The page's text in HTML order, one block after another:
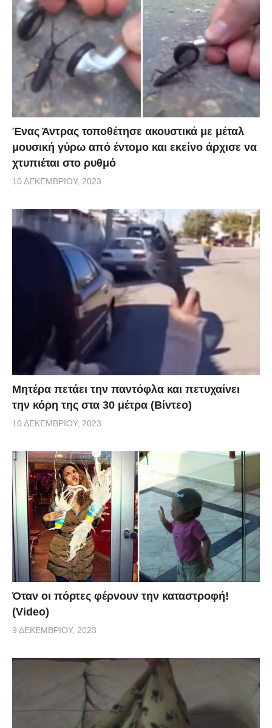
Ένας Άντρας τοποθέτησε ακουστικά με μέταλ
μουσική γύρω από έντομο και εκείνο άρχισε να
χτυπιέται στο ρυθμό
10 ΔΕΚΕΜΒΡΊΟΥ, 2023
Μητέρα πετάει την παντόφλα και πετυχαίνει
την κόρη της στα 30 μέτρα (Βίντεο)
10 ΔΕΚΕΜΒΡΊΟΥ, 2023
Όταν οι πόρτες φέρνουν την καταστροφή!
(Video)
9 ΔΕΚΕΜΒΡΊΟΥ, 2023